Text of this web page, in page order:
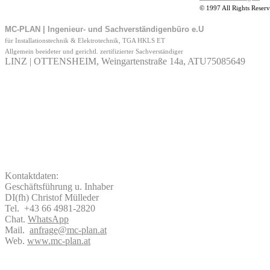
© 1997 All Rights
MC-PLAN | Ingenieur- und Sachverständigenbüro e.U
für Installationstechnik & Elektrotechnik, TGA HKLS ET
Allgemein beeideter und gerichtl. zertifizierter Sachverständiger
LINZ | OTTENSHEIM, Weingartenstraße 14a, ATU75085649
Kontaktdaten:
Geschäftsführung u. Inhaber
DI(fh) Christof Mülleder
Tel. +43 66 4981-2820
Chat. WhatsApp
Mail. anfrage@mc-plan.at
Web. www.mc-plan.at